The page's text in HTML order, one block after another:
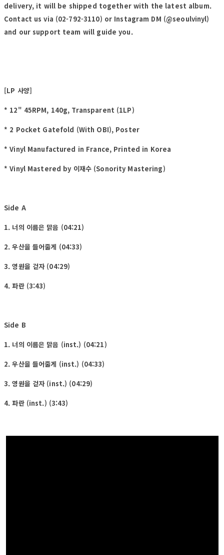
delivery, it will be shipped together with the latest album.
Contact us via (02-792-3110) or Instagram DM (@seoulvinyl)
and our support team will guide you.
[LP 사양]
* 12" 45RPM, 140g, Transparent (1LP)
* 2 Pocket Gatefold (With OBI), Poster
* Vinyl Manufactured in France, Printed in Korea
* Vinyl Mastered by 이재수 (Sonority Mastering)
Side A
1. 너의 이름은 맑음 (04:21)
2. 우산을 들어줄게 (04:33)
3. 영원을 걷자 (04:29)
4. 파란 (3:43)
Side B
1. 너의 이름은 맑음 (inst.) (04:21)
2. 우산을 들어줄게 (inst.) (04:33)
3. 영원을 걷자 (inst.) (04:29)
4. 파란 (inst.) (3:43)